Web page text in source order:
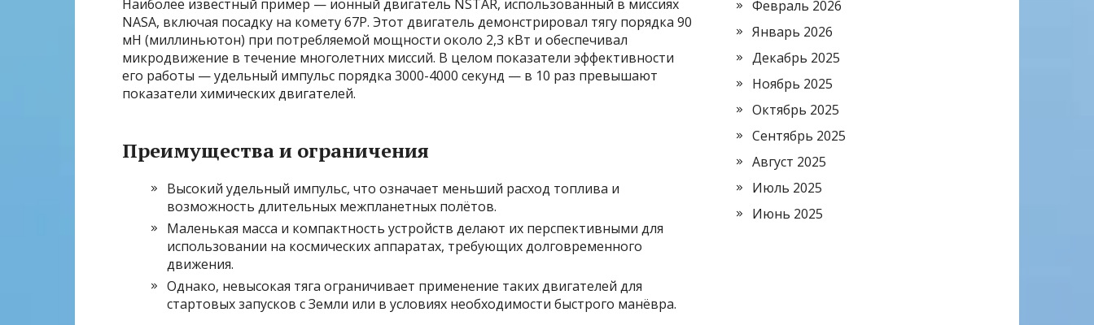
Наиболее известный пример — ионный двигатель NSTAR, использованный в миссиях
NASA, включая посадку на комету 67P. Этот двигатель демонстрировал тягу порядка 90
мН (миллиньютон) при потребляемой мощности около 2,3 кВт и обеспечивал
микродвижение в течение многолетних миссий. В целом показатели эффективности
его работы — удельный импульс порядка 3000-4000 секунд — в 10 раз превышают
показатели химических двигателей.
Преимущества и ограничения
Высокий удельный импульс, что означает меньший расход топлива и
возможность длительных межпланетных полётов.
Маленькая масса и компактность устройств делают их перспективными для
использовании на космических аппаратах, требующих долговременного
движения.
Однако, невысокая тяга ограничивает применение таких двигателей для
стартовых запусков с Земли или в условиях необходимости быстрого манёвра.
Февраль 2026
Январь 2026
Декабрь 2025
Ноябрь 2025
Октябрь 2025
Сентябрь 2025
Август 2025
Июль 2025
Июнь 2025